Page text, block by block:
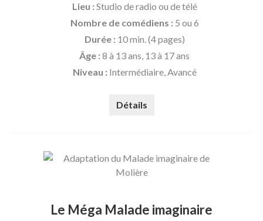
Lieu : Studio de radio ou de télé
Nombre de comédiens : 5 ou 6
Durée : 10 min. (4 pages)
Âge : 8 à 13 ans, 13 à 17 ans
Niveau : Intermédiaire, Avancé
Détails
Le Méga Malade imaginaire